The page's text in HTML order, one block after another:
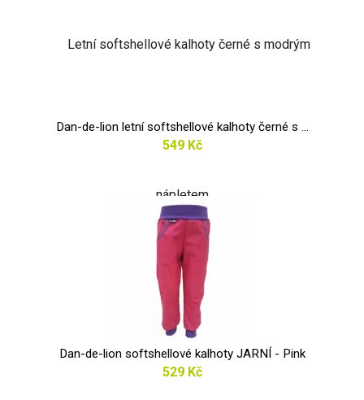
Dan-de-lion letní softshellové kalhoty černé s ...
549 Kč
Dan-de-lion softshellové kalhoty JARNÍ - Pink
529 Kč